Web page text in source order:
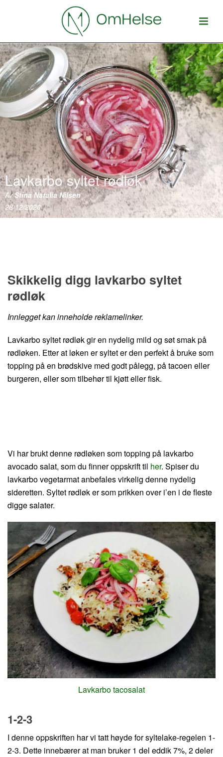
Lavkarbo syltet rødløk
AvStina Natalia Nilsen
28/12/2020
Skikkelig digg lavkarbo syltet
rødløk
Innlegget kan inneholde reklamelinker.
Lavkarbo syltet rødløk gir en nydelig mild og søt smak på
rødløken. Etter at løken er syltet er den perfekt å bruke som
topping på en brødskive med godt pålegg, på tacoen eller
burgeren, eller som tilbehør til kjøtt eller fisk.
Vi har brukt denne rødløken som topping på lavkarbo
avocado salat, som du finner oppskrift til her. Spiser du
lavkarbo vegetarmat anbefales virkelig denne nydelig
sideretten. Syltet rødløk er som prikken over i’en i de fleste
digge salater.
Lavkarbo tacosalat
1-2-3
I denne oppskriften har vi tatt høyde for syltelake-regelen 1-
2-3. Dette innebærer at man bruker 1 del eddik 7%, 2 deler